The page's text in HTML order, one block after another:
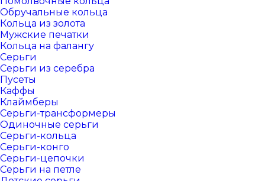
Обручальные кольца
Кольца из золота
Мужские печатки
Кольца на фалангу
Серьги
Серьги из серебра
Пусеты
Каффы
Клаймберы
Серьги-трансформеры
Одиночные серьги
Серьги-кольца
Серьги-конго
Серьги-цепочки
Серьги на петле